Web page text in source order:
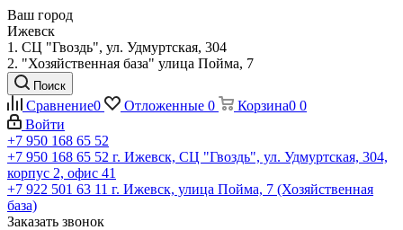
Ваш город
Ижевск
1. СЦ "Гвоздь", ул. Удмуртская, 304
2. "Хозяйственная база" улица Пойма, 7
Поиск
Сравнение0 Отложенные 0 Корзина0 0
Войти
+7 950 168 65 52
+7 950 168 65 52 г. Ижевск, СЦ "Гвоздь", ул. Удмуртская, 304,
корпус 2, офис 41
+7 922 501 63 11 г. Ижевск, улица Пойма, 7 (Хозяйственная
база)
Заказать звонок